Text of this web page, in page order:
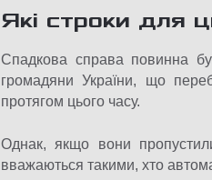
Які строки для
Спадкова справа повинна
громадяни України, що
протягом цього часу.
Однак, якщо вони
вважаються такими, хто